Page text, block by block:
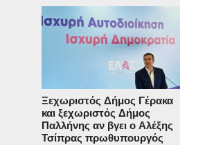
Ξεχωριστός Δήμος Γέρακα
και ξεχωριστός Δήμος
Παλλήνης αν βγει ο Αλέξης
Τσίπρας πρωθυπουργός